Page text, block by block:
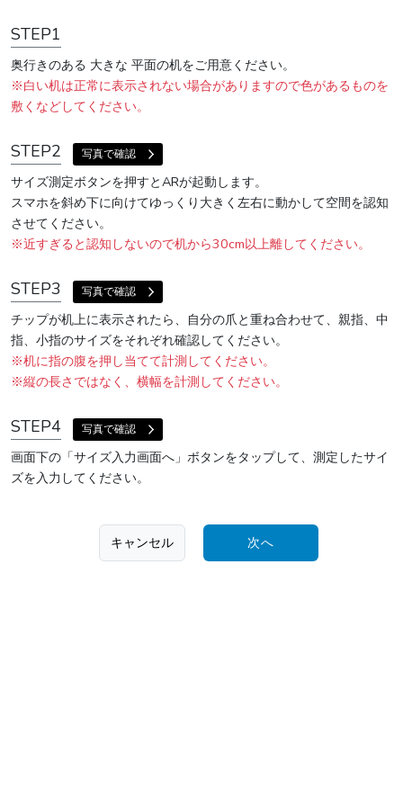
STEP1
奥行きのある 大きな 平面の机をご用意ください。
※白い机は正常に表示されない場合がありますので色があるものを
敷くなどしてください。
STEP2 写真で確認
サイズ測定ボタンを押すとARが起動します。
スマホを斜め下に向けてゆっくり大きく左右に動かして空間を認知
させてください。
※近すぎると認知しないので机から30cm以上離してください。
STEP3 写真で確認
チップが机上に表示されたら、自分の爪と重ね合わせて、親指、中
指、小指のサイズをそれぞれ確認してください。
※机に指の腹を押し当てて計測してください。
※縦の長さではなく、横幅を計測してください。
STEP4 写真で確認
画面下の「サイズ入力画面へ」ボタンをタップして、測定したサイ
ズを入力してください。
キャンセル 次へ